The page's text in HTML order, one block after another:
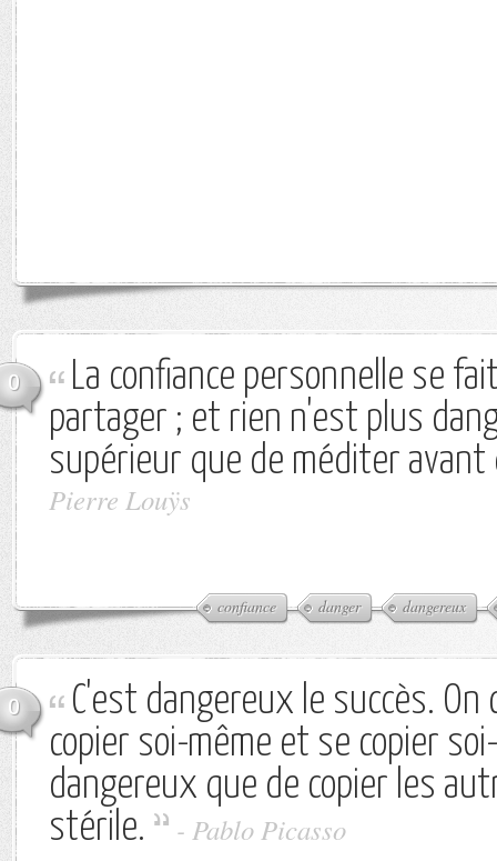
0
La confiance personnelle se
partager ; et rien n'est plus
supérieur que de méditer avant
Pierre Louÿs
confiance danger dangereux
0
C'est dangereux le succès. On
copier soi-même et se copier
dangereux que de copier les
stérile.
- Pablo Picasso